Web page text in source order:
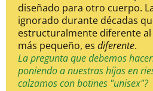
diseñado para otro cuerpo.
ignorado durante décadas
estructuralmente diferente al
más pequeño, es diferente.
La pregunta que debemos
poniendo a nuestras hijas en
calzamos con botines "unisex"?